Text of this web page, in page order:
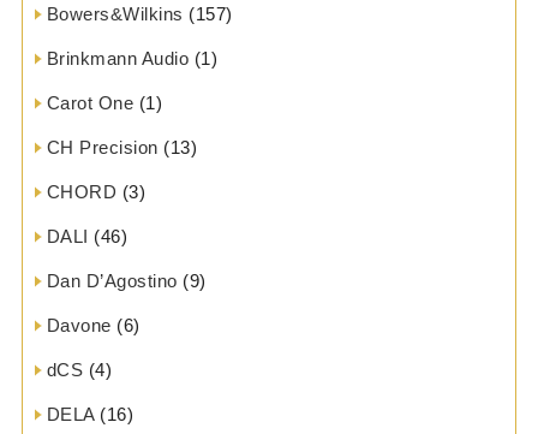
Bowers&Wilkins (157)
Brinkmann Audio (1)
Carot One (1)
CH Precision (13)
CHORD (3)
DALI (46)
Dan D’Agostino (9)
Davone (6)
dCS (4)
DELA(16)